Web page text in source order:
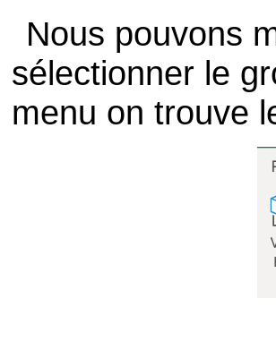
Nous pouvons
sélectionner le
menu on trouve